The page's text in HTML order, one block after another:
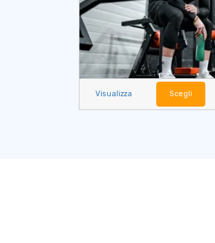
Visualizza Scegli